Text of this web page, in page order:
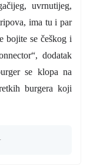
uvrnutijeg,
ima tu i par
bojite se češkog i
dodatak
se klopa na
burgera koji